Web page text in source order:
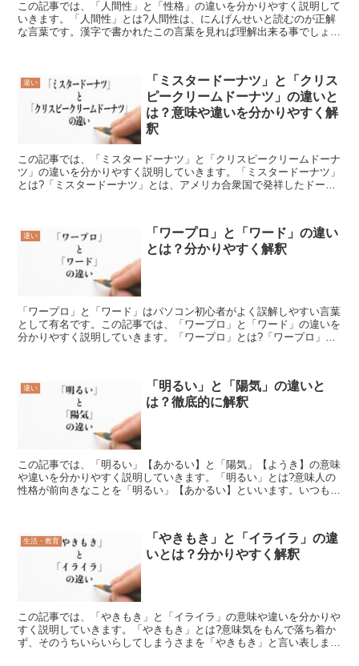
この記事では、「人間性」と「性格」の違いを分かりやすく説明して
いきます。「人間性」とは?人間性は、にんげんせいと読むのが正解
な言葉です。漢字で書かれたこの言葉を見れば理解出来る事でしょう
違い
「ミスタードーナツ」と「クリス
ピークリームドーナツ」の違いと
は？意味や違いを分かりやすく解
釈
この記事では、「ミスタードーナツ」と「クリスピークリームドーナ
ツ」の違いを分かりやすく説明していきます。「ミスタードーナツ」
とは?「ミスタードーナツ」とは、アメリカ合衆国で発祥したドーナ
違い
「ワープロ」と「ワード」の違い
とは？分かりやすく解釈
「ワープロ」と「ワード」はパソコン初心者がよく誤解しやすい言葉
として有名です。この記事では、「ワープロ」と「ワード」の違いを
分かりやすく説明していきます。「ワープロ」とは?「ワープロ」と
違い
「明るい」と「陽気」の違いと
は？徹底的に解釈
この記事では、「明るい」【あかるい】と「陽気」【ようき】の意味
や違いを分かりやすく説明していきます。「明るい」とは?意味人の
性格が前向きなことを「明るい」【あかるい】といいます。いつも朗
生活・教育
「やきもき」と「イライラ」の違
いとは？分かりやすく解釈
この記事では、「やきもき」と「イライラ」の意味や違いを分かりや
すく説明していきます。「やきもき」とは?意味気をもんで落ち着か
ず、そのうちいらいらしてしまうさまを「やきもき」と言い表しま